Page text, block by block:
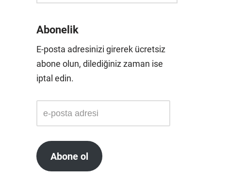
Abonelik
E-posta adresinizi girerek ücretsiz
abone olun, dilediğiniz zaman ise
iptal edin.
Abone ol